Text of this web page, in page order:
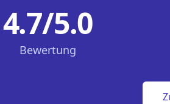
Bewertung
4.7/5.0